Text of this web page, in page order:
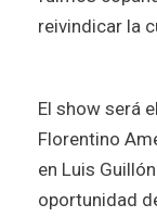
reivindicar la
El show será
Florentino
en Luis
oportunidad